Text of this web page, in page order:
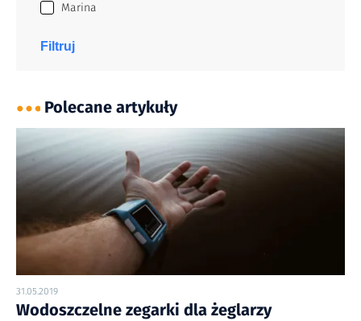
Marina
Filtruj
Polecane artykuły
31.05.2019
Wodoszczelne zegarki dla żeglarzy